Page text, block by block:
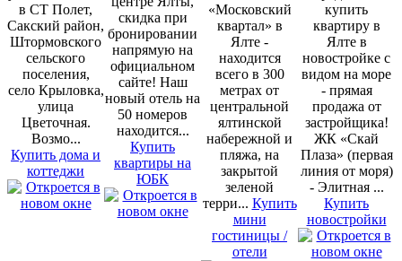
в СТ Полет,
Сакский район,
Штормовского
сельского
поселения,
село Крыловка,
улица
Цветочная.
Возмо...
Купить дома и
коттеджи
скидка при
бронировании
напрямую на
официальном
сайте! Наш
новый отель на
50 номеров
находится...
Купить
квартиры на
ЮБК
«Московский
квартал» в
Ялте -
находится
всего в 300
метрах от
центральной
ялтинской
набережной и
пляжа, на
закрытой
зеленой
терри... Купить
мини
гостиницы /
отели
купить
квартиру в
Ялте в
новостройке с
видом на море
- прямая
продажа от
застройщика!
ЖК «Скай
Плаза» (первая
линия от моря)
- Элитная ...
Купить
новостройки